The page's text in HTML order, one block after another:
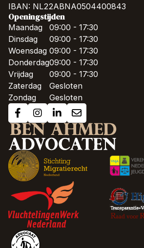
IBAN: NL22ABNA0504400843
Openingstijden
Maandag
Dinsdag
Woensdag
Donderdag
Vrijdag
Zaterdag
Zondag
09:00 - 17:30
09:00 - 17:30
09:00 - 17:30
09:00 - 17:30
09:00 - 17:30
Gesloten
Gesloten